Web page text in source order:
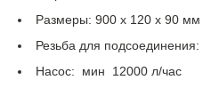
Размеры: 900 х 120 х 90 мм
Резьба для
Насос: мин 12000 л/час